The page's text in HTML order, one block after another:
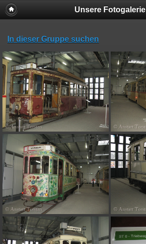
Unsere Fotogalerie
In dieser Gruppe suchen